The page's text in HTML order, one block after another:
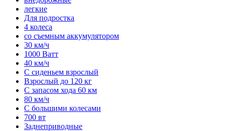
легкие
Для подростка
4 колеса
со съемным аккумулятором
30 км/ч
1000 Ватт
40 км/ч
С сиденьем взрослый
Взрослый до 120 кг
С запасом хода 60 км
80 км/ч
С большими колесами
700 вт
Заднеприводные